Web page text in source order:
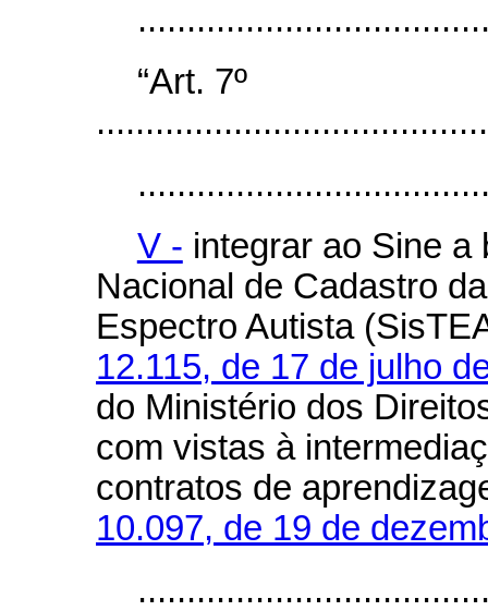
“Art. 7º
V - integrar ao Sine a
Nacional de Cadastro
Espectro Autista
12.115, de 17 de julho
do Ministério dos
com vistas à
contratos de
10.097, de 19 de